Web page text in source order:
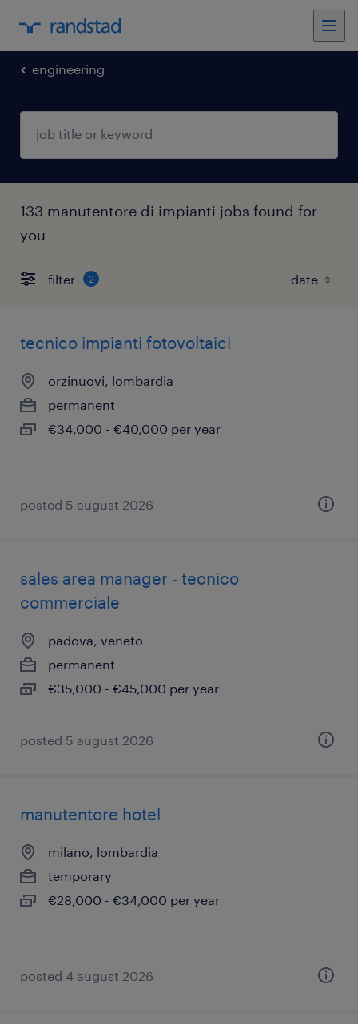
engineering
133 manutentore di impianti jobs found for
you
filter 2
tecnico impianti fotovoltaici
orzinuovi, lombardia
permanent
€34,000 - €40,000 per year
posted 5 august 2026
sales area manager - tecnico
commerciale
padova, veneto
permanent
€35,000 - €45,000 per year
posted 5 august 2026
manutentore hotel
milano, lombardia
temporary
€28,000 - €34,000 per year
posted 4 august 2026